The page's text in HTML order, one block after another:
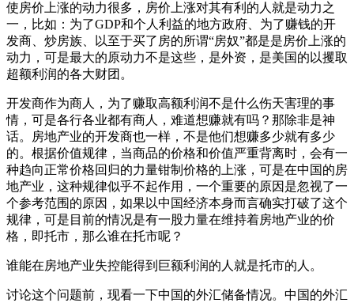
使房价上涨的动力很多，房价上涨对其有利的人就是动力之
一，比如：为了GDP和个人利益的地方政府、为了赚钱的开
发商、炒房族、以至于买了房的所谓“房奴”都是是房价上涨的
动力，可是最大的原动力不是这些，是外资，是美国的以攫取
超额利润的各大财团。
开发商作为商人，为了赚取高额利润不是什么伤天害理的事
情，可是各行各业都有商人，难道想赚就有吗？那除非是神
话。房地产业的开发商也一样，不是他们想赚多少就有多少
的。根据价值规律，当商品的价格和价值严重背离时，会有一
种趋向正常价格回归的力量钳制价格的上涨，可是在中国的房
地产业，这种规律似乎不起作用，一个重要的原因是忽视了一
个参考范围的原因，如果以中国经济本身而言确实打破了这个
规律，可是目前的情况是有一股力量在维持着房地产业的价
格，即托市，那么谁在托市呢？
谁能在房地产业失控能得到巨额利润的人就是托市的人。
讨论这个问题前，现看一下中国的外汇储备情况。中国的外汇